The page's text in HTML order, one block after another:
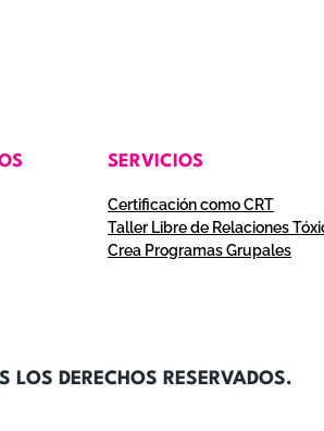
SERVICIOS
Certificación como CRT
Taller Libre de Relaciones
Crea Programas Grupales
DERECHOS RESERVADOS.